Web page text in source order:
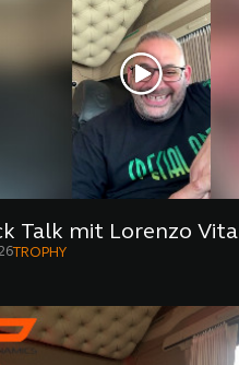
Talk mit Lorenzo Vita
TROPHY